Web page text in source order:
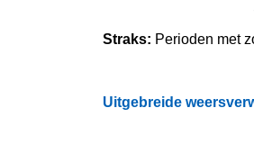
Straks: Perioden met
Uitgebreide